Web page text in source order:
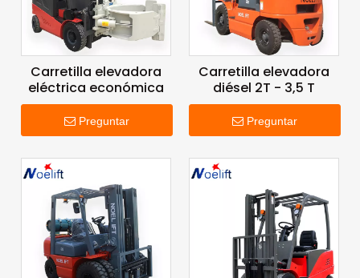
Carretilla elevadora
eléctrica económica
Preguntar
Carretilla elevadora
diésel 2T - 3,5 T
Preguntar